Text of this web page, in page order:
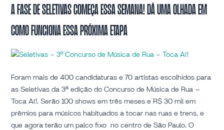
A fase de Seletivas começa essa semana! Dá uma olhada em
como funciona essa próxima etapa
Foram mais de 400 candidaturas e 70 artistas escolhidos para
as Seletivas da 3ª edição do Concurso de Música de Rua –
Toca Aí!. Serão 100 shows em três meses e R$ 30 mil em
prêmios para músicos habituados a tocar nas ruas e trens, e
que agora terão um palco fixo no centro de São Paulo. O
A
fase
de
começa
semana!
Dá
uma
olhada
em